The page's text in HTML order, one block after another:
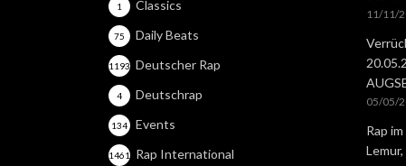
Classics
1
Daily Beats
75
Deutscher Rap
1193
Deutschrap
4
Events
134
Rap International
1461
11/11/
05/05/
Rap